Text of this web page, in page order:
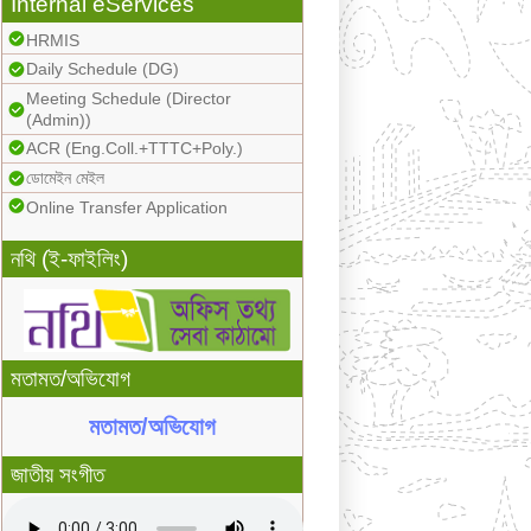
HRMIS
Daily Schedule (DG)
Meeting Schedule (Director
(Admin))
ACR (Eng.Coll.+TTTC+Poly.)
ডোমেইন মেইল
Online Transfer Application
নথি (ই-ফাইলিং)
মতামত/অভিযোগ
মতামত/অভিযোগ
জাতীয় সংগীত